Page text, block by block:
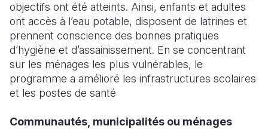
Niger
Sierra
Peru
North
Singapore
Italy
Moldova
objectifs ont été atteints. Ainsi, enfants et adultes
ont accès à l’eau potable, disposent de latrines et
prennent conscience des bonnes pratiques
d’hygiène et d’assainissement. En se concentrant
sur les ménages les plus vulnérables, le
programme a amélioré les infrastructures scolaires
et les postes de santé
Communautés, municipalités ou ménages